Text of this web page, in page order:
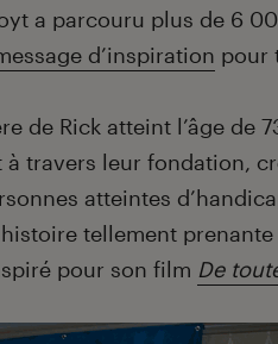
a parcouru plus de 6
d’inspiration pour
de Rick atteint l’âge de
travers leur fondation,
atteintes
tellement
pour son film De